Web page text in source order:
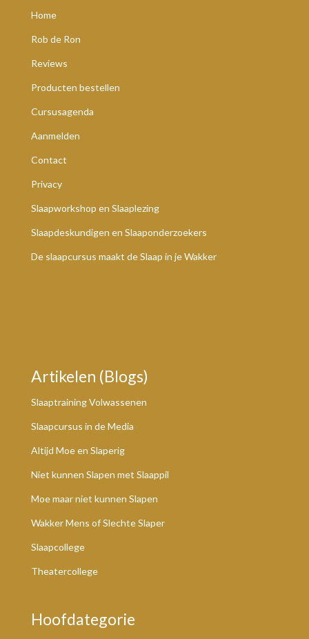
Home
Rob de Ron
Reviews
Producten bestellen
Cursusagenda
Aanmelden
Contact
Privacy
Slaapworkshop en Slaaplezing
Slaapdeskundigen en Slaaponderzoekers
De slaapcursus maakt de Slaap in je Wakker
Artikelen (Blogs)
Slaaptraining Volwassenen
Slaapcursus in de Media
Altijd Moe en Slaperig
Niet kunnen Slapen met Slaappil
Moe maar niet kunnen Slapen
Wakker Mens of Slechte Slaper
Slaapcollege
Theatercollege
Hoofdategorie